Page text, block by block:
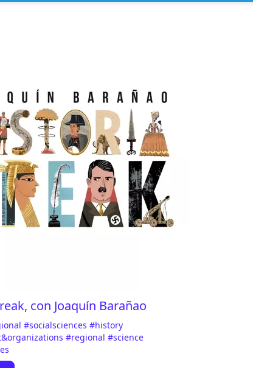
Read about our content policies
con Joaquín Barañao
#socialsciences#history
#regional#science
Cancel